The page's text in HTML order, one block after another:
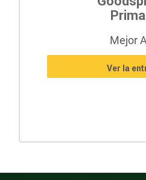
Mejor
Ver la